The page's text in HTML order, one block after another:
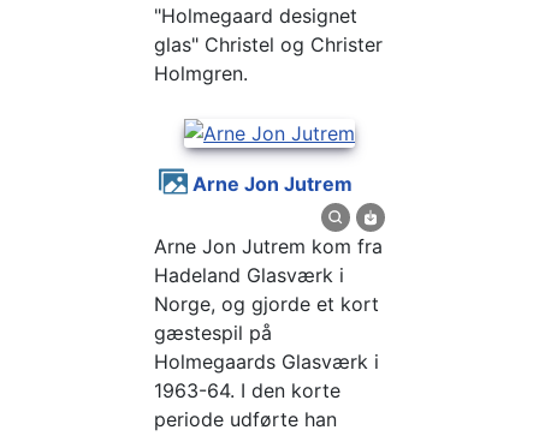
"Holmegaard designet
glas" Christel og Christer
Holmgren.
Arne Jon Jutrem
Arne Jon Jutrem kom fra
Hadeland Glasværk i
Norge, og gjorde et kort
gæstespil på
Holmegaards Glasværk i
1963-64. I den korte
periode udførte han